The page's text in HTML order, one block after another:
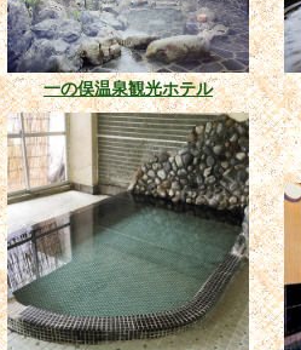
一の俣温泉観光ホテル